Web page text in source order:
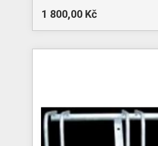
1 800,00 Kč